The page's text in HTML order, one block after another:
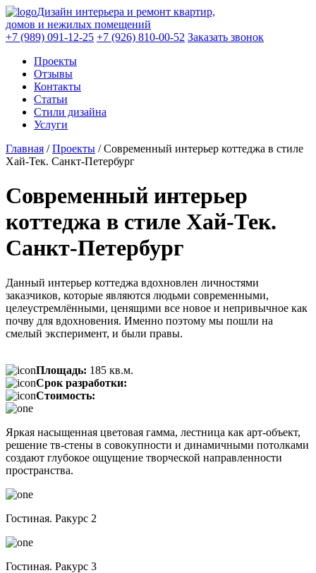
Дизайн интерьера и ремонт квартир,
домов и нежилых помещений
+7 (989) 091-12-25 +7 (926) 810-00-52 Заказать звонок
Проекты
Отзывы
Контакты
Статьи
Стили дизайна
Услуги
Главная /Проекты /Современный интерьер коттеджа в стиле
Хай-Тек. Санкт-Петербург
Современный интерьер
коттеджа в стиле Хай-Тек.
Санкт-Петербург
Данный интерьер коттеджа вдохновлен личностями
заказчиков, которые являются людьми современными,
целеустремлёнными, ценящими все новое и непривычное как
почву для вдохновения. Именно поэтому мы пошли на
смелый эксперимент, и были правы.
Площадь: 185 кв.м.
Срок разработки:
Стоимость:
Яркая насыщенная цветовая гамма, лестница как арт-объект,
решение тв-стены в совокупности и динамичными потолками
создают глубокое ощущение творческой направленности
пространства.
Гостиная. Ракурс 2
Гостиная. Ракурс 3